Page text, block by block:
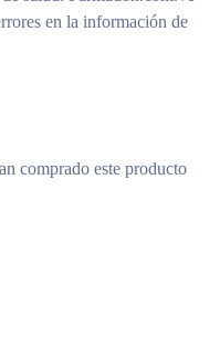
en la información de
comprado este producto